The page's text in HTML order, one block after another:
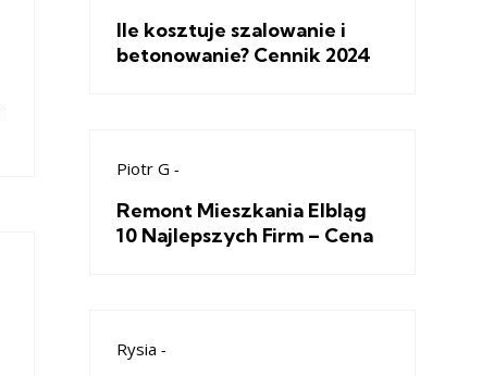
Ile kosztuje szalowanie i
betonowanie? Cennik 2024
Piotr G -
Remont Mieszkania Elbląg
10 Najlepszych Firm – Cena
Rysia -